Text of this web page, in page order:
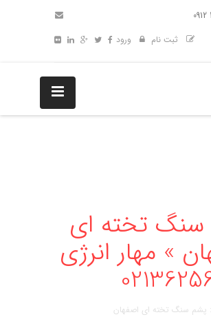
ثبت نام
ورود
تخته ای
» مهار انرژی